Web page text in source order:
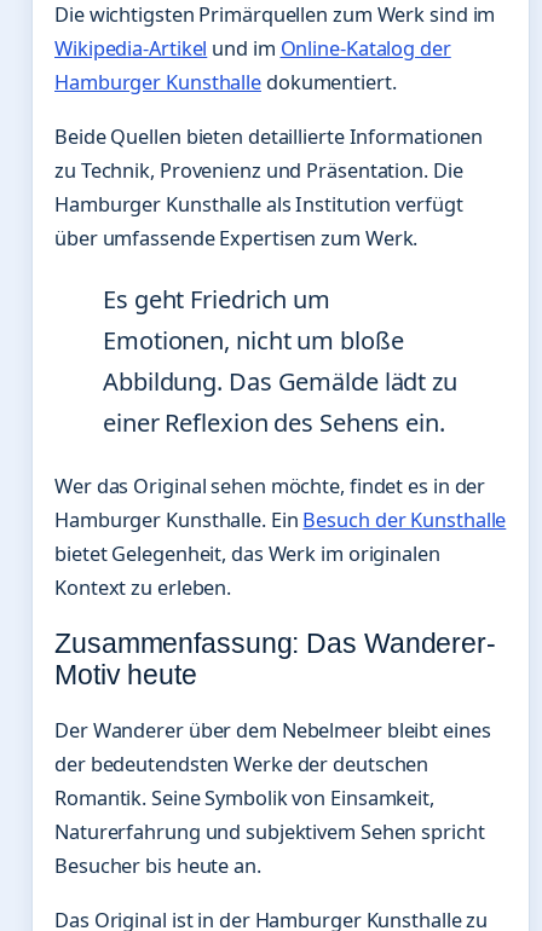
Die wichtigsten Primärquellen zum Werk sind im
Wikipedia-Artikel und im Online-Katalog der
Hamburger Kunsthalle dokumentiert.
Beide Quellen bieten detaillierte Informationen
zu Technik, Provenienz und Präsentation. Die
Hamburger Kunsthalle als Institution verfügt
über umfassende Expertisen zum Werk.
Es geht Friedrich um
Emotionen, nicht um bloße
Abbildung. Das Gemälde lädt zu
einer Reflexion des Sehens ein.
Wer das Original sehen möchte, findet es in der
Hamburger Kunsthalle. Ein Besuch der Kunsthalle
bietet Gelegenheit, das Werk im originalen
Kontext zu erleben.
Zusammenfassung: Das Wanderer-
Motiv heute
Der Wanderer über dem Nebelmeer bleibt eines
der bedeutendsten Werke der deutschen
Romantik. Seine Symbolik von Einsamkeit,
Naturerfahrung und subjektivem Sehen spricht
Besucher bis heute an.
Das Original ist in der Hamburger Kunsthalle zu